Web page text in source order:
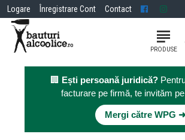
Logare Înregistrare Cont Contact
🏢 Ești persoană juridică?
facturare pe firmă, te invităm
Mergi către WPG ➜